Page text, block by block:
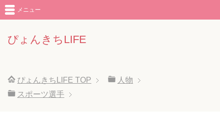
ぴょんきちLIFE
メニュー
ぴょんきちLIFE TOP
人物
スポーツ選手